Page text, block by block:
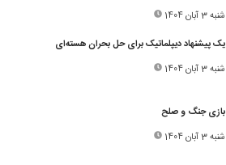
شنبه 3 آبان 1404
یک پیشنهاد دیپلماتیک برای حل بحران هسته‌ای
شنبه 3 آبان 1404
بازی جنگ و صلح
شنبه 3 آبان 1404